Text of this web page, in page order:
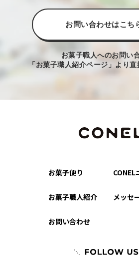
お問い合わせはこち
お菓子職人へのお問い
「お菓子職人紹介ページ」より直
お菓子便り CONEL
お菓子職人紹介 メッセ
お問い合わせ